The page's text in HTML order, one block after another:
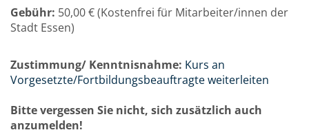
Gebühr: 50,00 € (Kostenfrei für Mitarbeiter/innen der
Stadt Essen)
Zustimmung/ Kenntnisnahme: Kurs an
Vorgesetzte/Fortbildungsbeauftragte weiterleiten
Bitte vergessen Sie nicht, sich zusätzlich auch
anzumelden!